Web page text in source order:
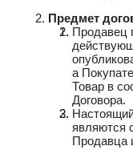
Предмет
Продавец
а
Товар в
Договора.
являются
Продавца